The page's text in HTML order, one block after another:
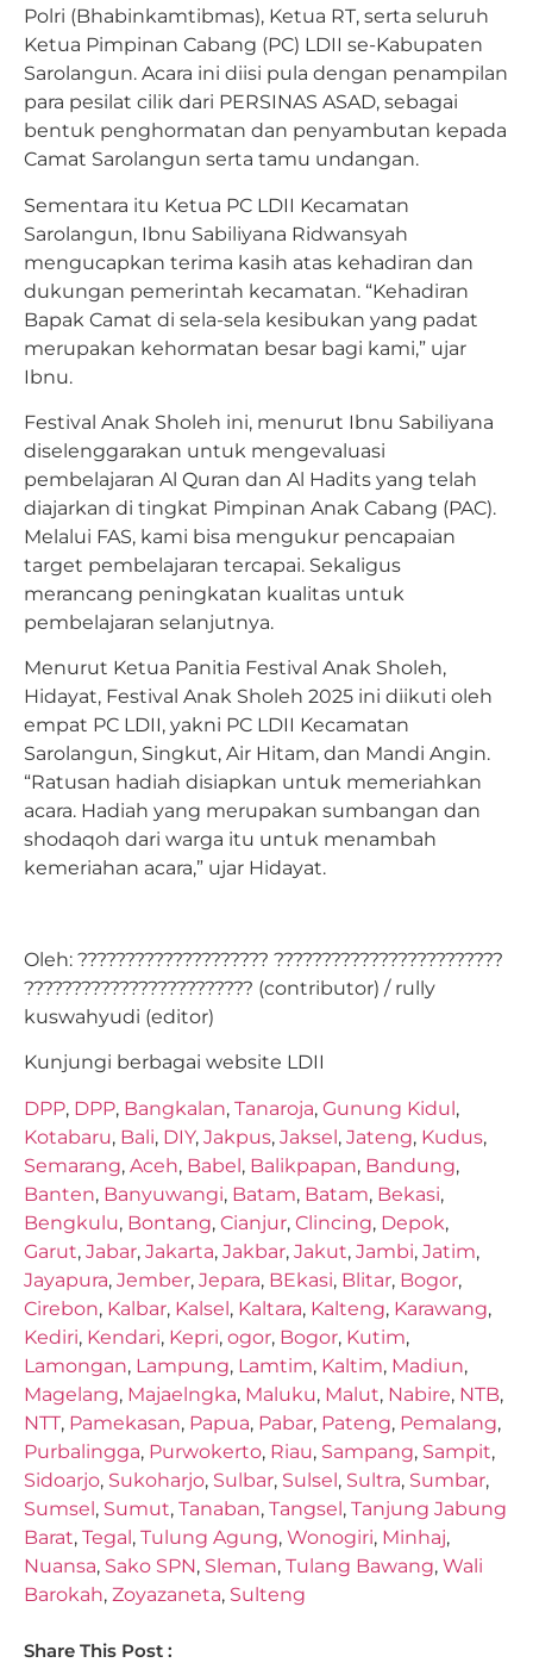
Polri (Bhabinkamtibmas), Ketua RT, serta seluruh
Ketua Pimpinan Cabang (PC) LDII se-Kabupaten
Sarolangun. Acara ini diisi pula dengan penampilan
para pesilat cilik dari PERSINAS ASAD, sebagai
bentuk penghormatan dan penyambutan kepada
Camat Sarolangun serta tamu undangan.
Sementara itu Ketua PC LDII Kecamatan
Sarolangun, Ibnu Sabiliyana Ridwansyah
mengucapkan terima kasih atas kehadiran dan
dukungan pemerintah kecamatan. “Kehadiran
Bapak Camat di sela-sela kesibukan yang padat
merupakan kehormatan besar bagi kami,” ujar
Ibnu.
Festival Anak Sholeh ini, menurut Ibnu Sabiliyana
diselenggarakan untuk mengevaluasi
pembelajaran Al Quran dan Al Hadits yang telah
diajarkan di tingkat Pimpinan Anak Cabang (PAC).
Melalui FAS, kami bisa mengukur pencapaian
target pembelajaran tercapai. Sekaligus
merancang peningkatan kualitas untuk
pembelajaran selanjutnya.
Menurut Ketua Panitia Festival Anak Sholeh,
Hidayat, Festival Anak Sholeh 2025 ini diikuti oleh
empat PC LDII, yakni PC LDII Kecamatan
Sarolangun, Singkut, Air Hitam, dan Mandi Angin.
“Ratusan hadiah disiapkan untuk memeriahkan
acara. Hadiah yang merupakan sumbangan dan
shodaqoh dari warga itu untuk menambah
kemeriahan acara,” ujar Hidayat.
Oleh: ???????????????????? ????????????????????????
???????????????????????? (contributor) / rully
kuswahyudi (editor)
Kunjungi berbagai website LDII
DPP, DPP, Bangkalan, Tanaroja, Gunung Kidul,
Kotabaru, Bali, DIY, Jakpus, Jaksel, Jateng, Kudus,
Semarang, Aceh, Babel, Balikpapan, Bandung,
Banten, Banyuwangi, Batam, Batam, Bekasi,
Bengkulu, Bontang, Cianjur, Clincing, Depok,
Garut, Jabar, Jakarta, Jakbar, Jakut, Jambi, Jatim,
Jayapura, Jember, Jepara, BEkasi, Blitar, Bogor,
Cirebon, Kalbar, Kalsel, Kaltara, Kalteng, Karawang,
Kediri, Kendari, Kepri, ogor, Bogor, Kutim,
Lamongan, Lampung, Lamtim, Kaltim, Madiun,
Magelang, Majaelngka, Maluku, Malut, Nabire, NTB,
NTT, Pamekasan, Papua, Pabar, Pateng, Pemalang,
Purbalingga, Purwokerto, Riau, Sampang, Sampit,
Sidoarjo, Sukoharjo, Sulbar, Sulsel, Sultra, Sumbar,
Sumsel, Sumut, Tanaban, Tangsel, Tanjung Jabung
Barat, Tegal, Tulung Agung, Wonogiri, Minhaj,
Nuansa, Sako SPN, Sleman, Tulang Bawang, Wali
Barokah, Zoyazaneta, Sulteng
Share This Post :